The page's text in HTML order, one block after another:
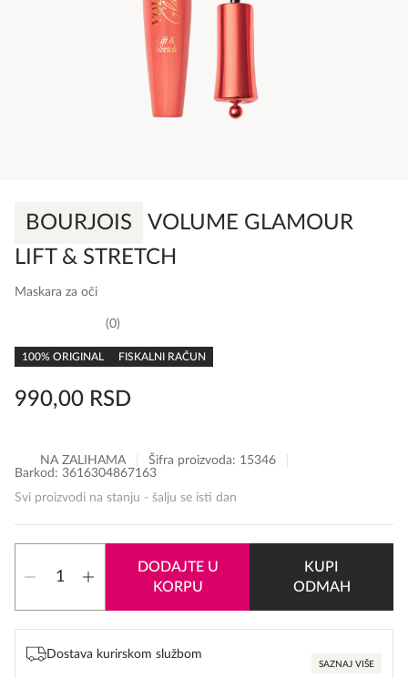
BOURJOIS
VOLUME GLAMOUR
LIFT & STRETCH
Maskara za oči
rating
0
100% ORIGINAL FISKALNI RAČUN
990,00 RSD
NA ZALIHAMA Šifra proizvoda: 15346
Barkod: 3616304867163
Svi proizvodi na stanju - šalju se isti dan
Paris
Glamour
Lift
&
Stretch
DODAJTE U
KORPU
KUPI
ODMAH
Dostava kurirskom službom
SAZNAJ VIŠE